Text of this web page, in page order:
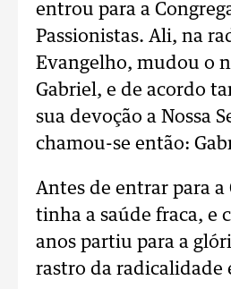
entrou para a
Passionistas. Ali, na
Evangelho, mudou o
Gabriel, e de acordo
sua devoção a Nossa
chamou-se então:
Antes de entrar para a
tinha a saúde fraca, e
anos partiu para a
rastro da radicalidade